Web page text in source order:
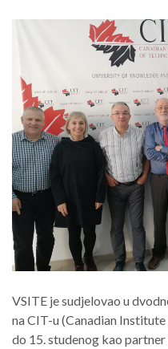
VSITE je sudjelovao u
na CIT-u (Canadian
do 15. studenog kao